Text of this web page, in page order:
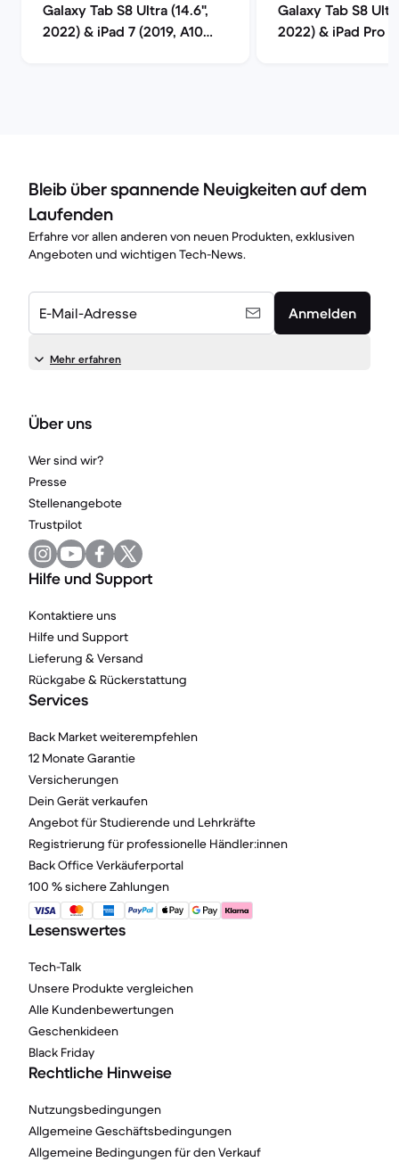
Galaxy Tab S8 Ultra (14.6",
2022) & iPad 7 (2019, A10
Galaxy Tab S8
2022) & iPad Pro
Bleib über spannende Neuigkeiten auf dem
Laufenden
Erfahre vor allen anderen von neuen Produkten, exklusiven
Angeboten und wichtigen Tech-News.
E-Mail-Adresse Anmelden
Mehr erfahren
Über uns
Wer sind wir?
Presse
Stellenangebote
Trustpilot
Hilfe und Support
Kontaktiere uns
Hilfe und Support
Lieferung & Versand
Rückgabe & Rückerstattung
Services
Back Market weiterempfehlen
12 Monate Garantie
Versicherungen
Dein Gerät verkaufen
Angebot für Studierende und Lehrkräfte
Registrierung für professionelle Händler:innen
Back Office Verkäuferportal
100 % sichere Zahlungen
Lesenswertes
Tech-Talk
Unsere Produkte vergleichen
Alle Kundenbewertungen
Geschenkideen
Black Friday
Rechtliche Hinweise
Nutzungsbedingungen
Allgemeine Geschäftsbedingungen
Allgemeine Bedingungen für den Verkauf